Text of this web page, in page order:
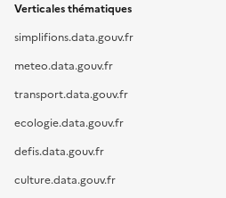
Verticales thématiques
simplifions.data.gouv.fr
meteo.data.gouv.fr
transport.data.gouv.fr
ecologie.data.gouv.fr
defis.data.gouv.fr
culture.data.gouv.fr